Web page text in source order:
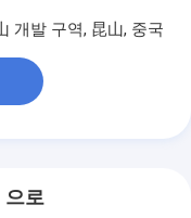
개발 구역, 昆山, 중국
으로